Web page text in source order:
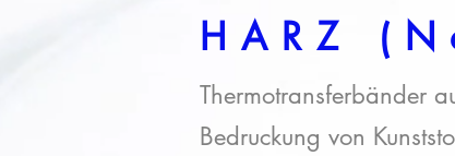
HARZ
Thermotransferbänder
Bedruckung von